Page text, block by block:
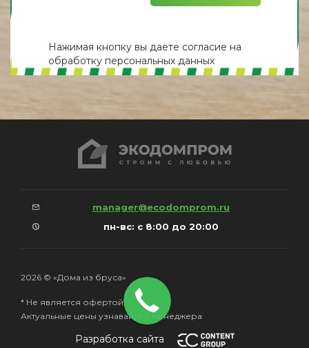
Нажимая кнопку вы даете согласие на
обработку персональных данных
manager@ecodomprom.ru
пн-вс: с 8:00 до 20:00
2026 © «Дома из бруса»
* Не является офертой.
Актуальные цены узнавайте у менеджера
Разработка сайта